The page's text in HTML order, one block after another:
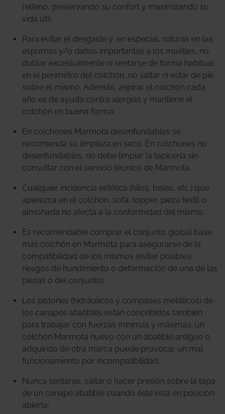
relleno, preservando su confort y maximizando su
vida útil.
Para evitar el desgaste y, en especial, roturas en las
espumas y/o daños importantes a los muelles, no
doblar excesivamente ni sentarse de forma habitual
en el perímetro del colchón, no saltar ni estar de pie
sobre el mismo. Además, aspirar el colchón cada
año es de ayuda contra alergias y mantiene el
colchón en buena forma.
En colchones Marmota desenfundables se
recomienda su limpieza en seco. En colchones no
desenfundables, no debe limpiar la tapicería sin
consultar con el servicio técnico de Marmota.
Cualquier incidencia estética (hilos, bolas, etc.) que
aparezca en el colchón, sofá, topper, pieza textil o
almohada no afecta a la conformidad del mismo.
Es recomendable comprar el conjunto global base
más colchón en Marmota para asegurarse de la
compatibilidad de los mismos (evitar posibles
riesgos de hundimiento o deformación de una de las
piezas o del conjunto);
Los pistones (hidráulicos y compases metálicos) de
los canapés abatibles están concebidos también
para trabajar con fuerzas mínimas y máximas; un
colchón Marmota nuevo con un abatible antiguo o
adquirido de otra marca puede provocar un mal
funcionamiento por incompatibilidad;
Nunca sentarse, saltar o hacer presión sobre la tapa
de un canapé abatible cuando éste está en posición
abierta;